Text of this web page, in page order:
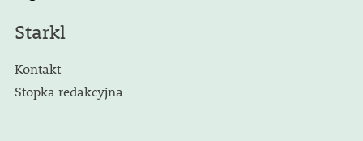
Starkl
Kontakt
Stopka redakcyjna